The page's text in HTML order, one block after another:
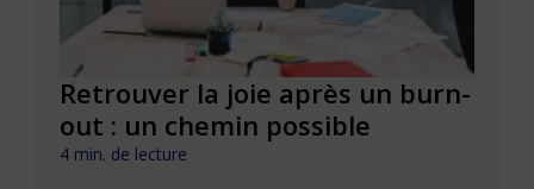
Retrouver la joie après un burn-
out : un chemin possible
4 min. de lecture